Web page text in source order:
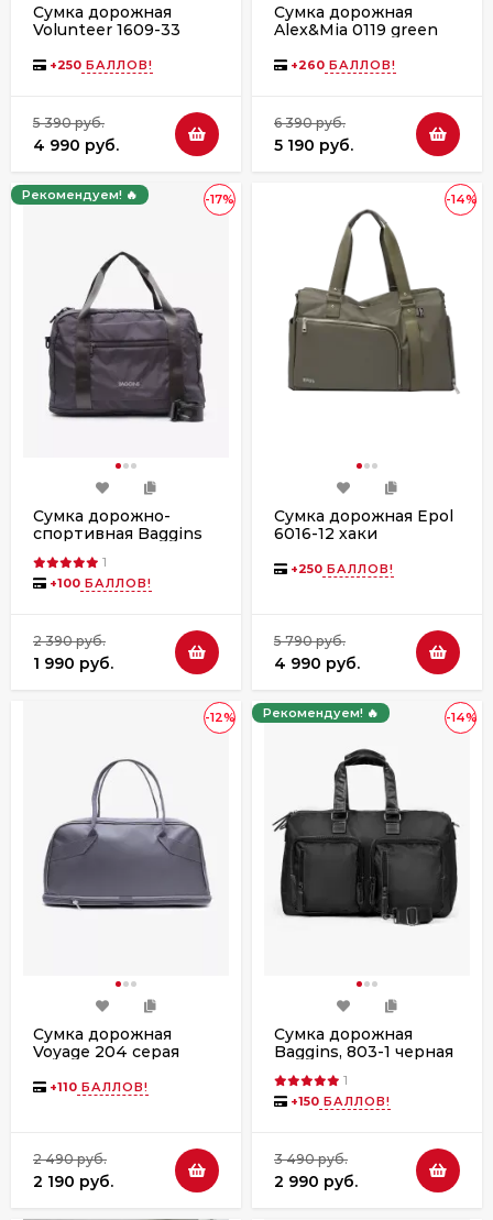
Сумка дорожная
Volunteer 1609-33
+250 БАЛЛОВ!
5 390 руб.
4 990 руб.
Сумка дорожная
Alex&Mia 0119 green
+260 БАЛЛОВ!
6 390 руб.
5 190 руб.
-17%
Рекомендуем! 🔥
Сумка дорожно-
спортивная Baggins
1
+100 БАЛЛОВ!
2 390 руб.
1 990 руб.
-14%
Сумка дорожная Epol
6016-12 хаки
+250 БАЛЛОВ!
5 790 руб.
4 990 руб.
-12%
Сумка дорожная
Voyage 204 серая
+110 БАЛЛОВ!
2 490 руб.
2 190 руб.
-14%
Рекомендуем! 🔥
Сумка дорожная
Baggins, 803-1 черная
1
+150 БАЛЛОВ!
3 490 руб.
2 990 руб.